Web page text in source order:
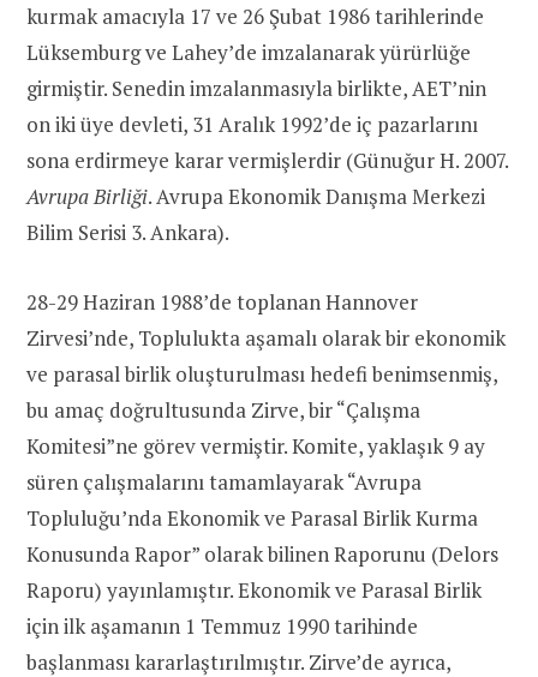
kurmak amacıyla 17 ve 26 Şubat 1986 tarihlerinde
Lüksemburg ve Lahey’de imzalanarak yürürlüğe
girmiştir. Senedin imzalanmasıyla birlikte, AET’nin
on iki üye devleti, 31 Aralık 1992’de iç pazarlarını
sona erdirmeye karar vermişlerdir (Günuğur H. 2007.
Avrupa Birliği. Avrupa Ekonomik Danışma Merkezi
Bilim Serisi 3. Ankara).
28-29 Haziran 1988’de toplanan Hannover
Zirvesi’nde, Toplulukta aşamalı olarak bir ekonomik
ve parasal birlik oluşturulması hedefi benimsenmiş,
bu amaç doğrultusunda Zirve, bir “Çalışma
Komitesi”ne görev vermiştir. Komite, yaklaşık 9 ay
süren çalışmalarını tamamlayarak “Avrupa
Topluluğu’nda Ekonomik ve Parasal Birlik Kurma
Konusunda Rapor” olarak bilinen Raporunu (Delors
Raporu) yayınlamıştır. Ekonomik ve Parasal Birlik
için ilk aşamanın 1 Temmuz 1990 tarihinde
başlanması kararlaştırılmıştır. Zirve’de ayrıca,